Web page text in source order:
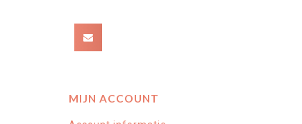
MIJN ACCOUNT